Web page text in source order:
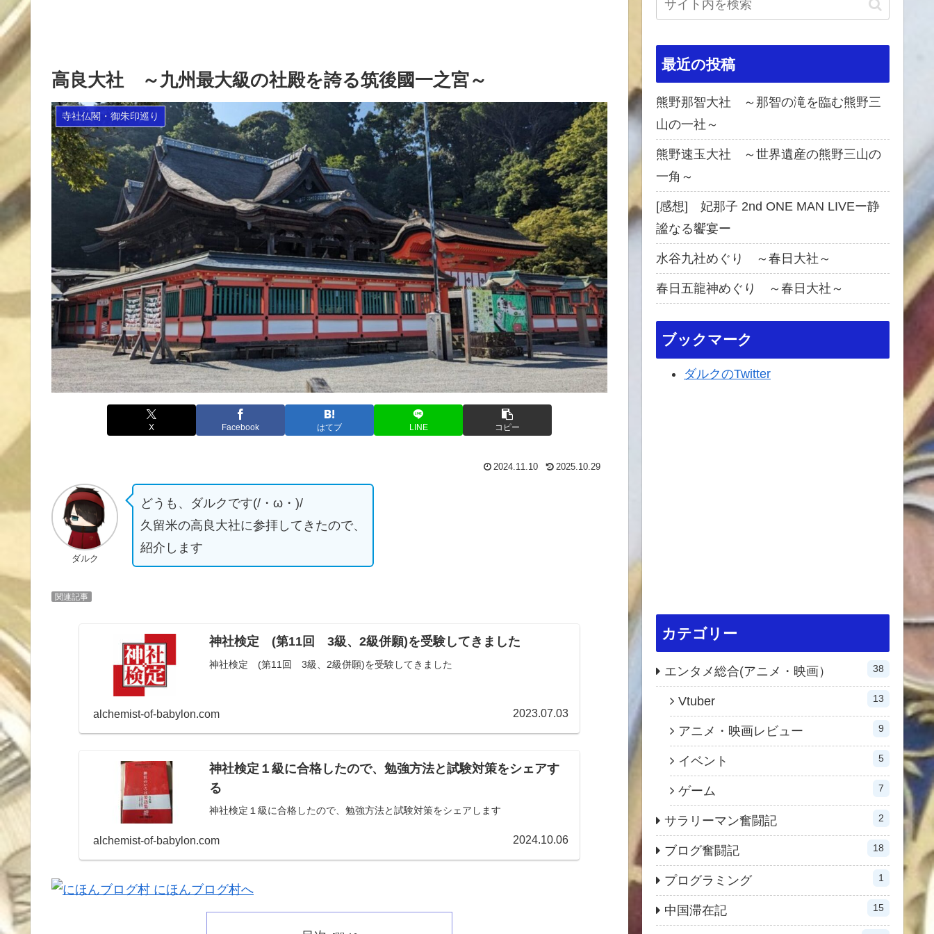
高良大社 ～九州最大級の社殿を誇る筑後國一之宮～
寺社仏閣・御朱印巡り
X Facebook はてブ LINE コピー
2024.11.10 2025.10.29
ダルク
どうも、ダルクです(/・ω・)/
久留米の高良大社に参拝してきたので、
紹介します
関連記事
神社検定 (第11回 3級、2級併願)を受験してきました
神社検定 (第11回 3級、2級併願)を受験してきました
alchemist-of-babylon.com 2023.07.03
神社検定１級に合格したので、勉強方法と試験対策をシェアす
る
神社検定１級に合格したので、勉強方法と試験対策をシェアします
alchemist-of-babylon.com 2024.10.06
最近の投稿
熊野那智大社 ～那智の滝を臨む熊野三
山の一社～
熊野速玉大社 ～世界遺産の熊野三山の
一角～
[感想] 妃那子 2nd ONE MAN LIVEー静
謐なる饗宴ー
水谷九社めぐり ～春日大社～
春日五龍神めぐり ～春日大社～
ブックマーク
ダルクのTwitter
カテゴリー
エンタメ総合(アニメ・映画） 38
Vtuber 13
アニメ・映画レビュー 9
イベント 5
ゲーム 7
サラリーマン奮闘記 2
ブログ奮闘記 18
プログラミング 1
中国滞在記 15